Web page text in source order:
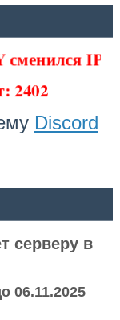
сменился IP
2402
Discord
серверу в
06.11.2025